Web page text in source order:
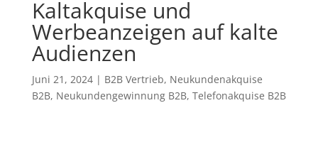
Kaltakquise und
Werbeanzeigen auf kalte
Audienzen
Juni 21, 2024| B2B Vertrieb, Neukundenakquise
B2B, Neukundengewinnung B2B, Telefonakquise B2B